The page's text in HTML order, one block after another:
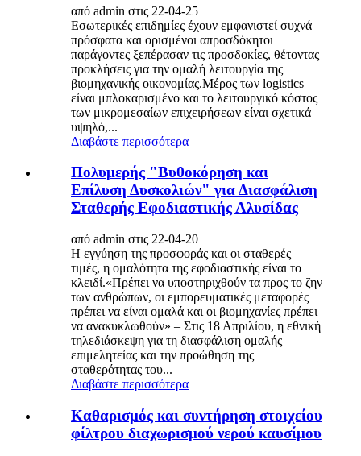
από admin στις 22-04-25
Εσωτερικές επιδημίες έχουν εμφανιστεί συχνά
πρόσφατα και ορισμένοι απροσδόκητοι
παράγοντες ξεπέρασαν τις προσδοκίες, θέτοντας
προκλήσεις για την ομαλή λειτουργία της
βιομηχανικής οικονομίας.Μέρος των logistics
είναι μπλοκαρισμένο και το λειτουργικό κόστος
των μικρομεσαίων επιχειρήσεων είναι σχετικά
υψηλό,...
Διαβάστε περισσότερα
Πολυμερής "Βυθοκόρηση και
Επίλυση Δυσκολιών" για Διασφάλιση
Σταθερής Εφοδιαστικής Αλυσίδας
από admin στις 22-04-20
Η εγγύηση της προσφοράς και οι σταθερές
τιμές, η ομαλότητα της εφοδιαστικής είναι το
κλειδί.«Πρέπει να υποστηριχθούν τα προς το ζην
των ανθρώπων, οι εμπορευματικές μεταφορές
πρέπει να είναι ομαλά και οι βιομηχανίες πρέπει
να ανακυκλωθούν» – Στις 18 Απριλίου, η εθνική
τηλεδιάσκεψη για τη διασφάλιση ομαλής
επιμελητείας και την προώθηση της
σταθερότητας του...
Διαβάστε περισσότερα
Καθαρισμός και συντήρηση στοιχείου
φίλτρου διαχωρισμού νερού καυσίμου